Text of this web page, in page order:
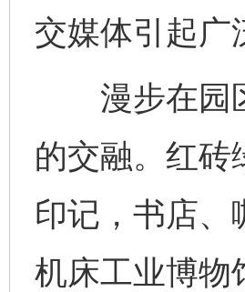
交媒体引起广
漫步在园区
的交融。红砖
印记，书店、
机床工业博物